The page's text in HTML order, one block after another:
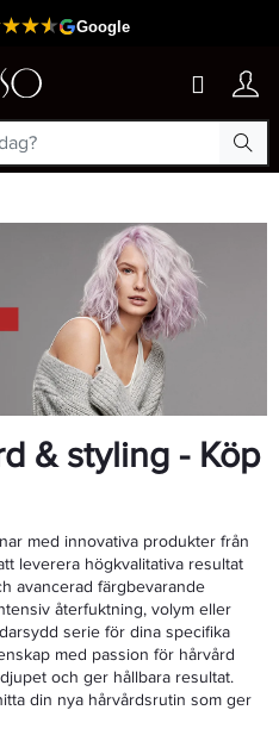
& styling - Köp
med innovativa produkter från
leverera högkvalitativa resultat
avancerad färgbevarande
återfuktning, volym eller
serie för dina specifika
med passion för hårvård
och ger hållbara resultat.
din nya hårvårdsrutin som ger